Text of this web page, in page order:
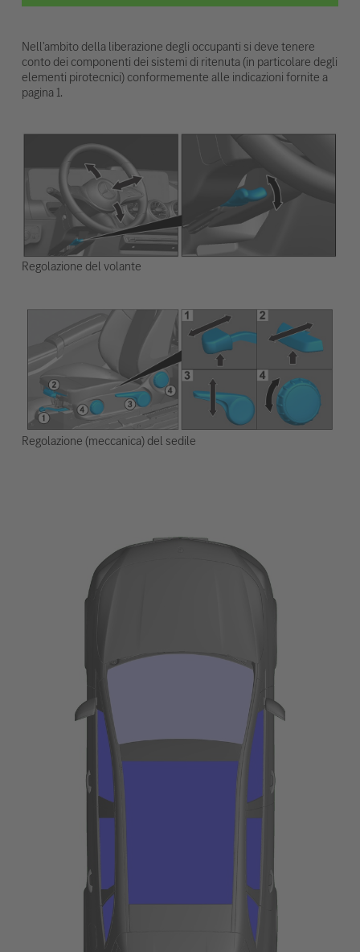
Nell'ambito della liberazione degli occupanti si deve tenere
conto dei componenti dei sistemi di ritenuta (in particolare degli
elementi pirotecnici) conformemente alle indicazioni fornite a
pagina 1.
Regolazione del volante
Regolazione (meccanica) del sedile